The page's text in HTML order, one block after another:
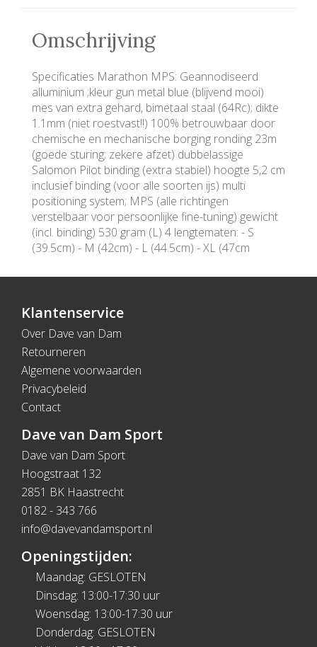
Omschrijving
Specificaties Marathon MPS: Geannodiseerd
alluminium ;kleur gun metal blue (blijvend mooi)
mes van extra gehard, bimetaal staal (64Rc); dikte
1.1mm (niet roestvast!!) 100% betrouwbaar door
chemische en mechanische borging ronding 23m
(goede sturing; zekere afzet) dubbelassige
Salomon Pilot binding (extra stabiel) hoogte 5,2 cm
inclusief binding (voor alle soorten ijs) multi
positioning system; MPS (alle richtingen
verstelbaar voor persoonlijke fine-tuning) gewicht
(incl. binding) 530 gram (L) 4 lengtematen: - S
(39.5cm) - M (42cm) - L (44.5cm) - XL (47cm
Klantenservice
Over Dave van Dam
Retourneren
Algemene voorwaarden
Privacybeleid
Contact
Dave van Dam Sport
Dave van Dam Sport
Hoogstraat 132
2851 BK Haastrecht
0182 - 343 766
info@davevandamsport.nl
Openingstijden:
Maandag: GESLOTEN
Dinsdag: 13:00-17:30 uur
Woensdag: 13:00-17:30 uur
Donderdag: GESLOTEN